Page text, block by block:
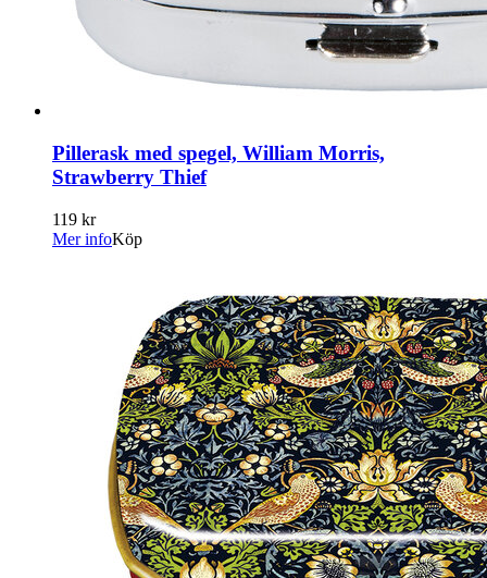
Pillerask med spegel, William Morris,
Strawberry Thief
119 kr
Mer infoKöp